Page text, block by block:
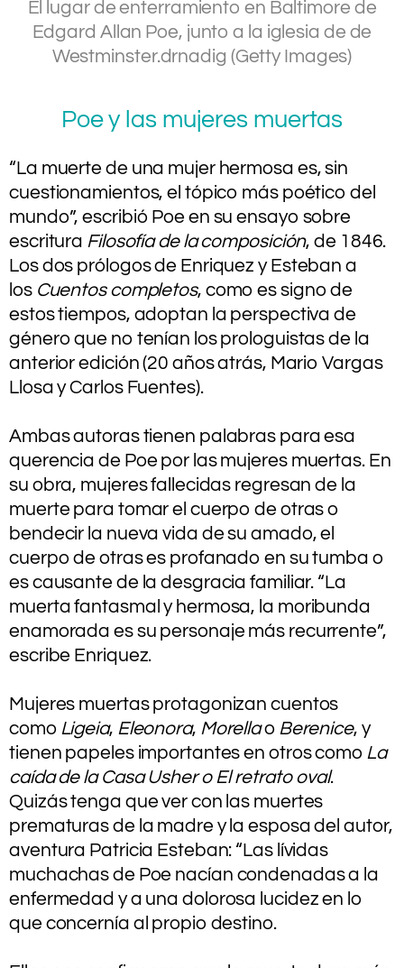
El lugar de enterramiento en Baltimore de
Edgard Allan Poe, junto a la iglesia de de
Westminster.drnadig (Getty Images)
Poe y las mujeres muertas
“La muerte de una mujer hermosa es, sin
cuestionamientos, el tópico más poético del
mundo”, escribió Poe en su ensayo sobre
escritura Filosofía de la composición, de 1846.
Los dos prólogos de Enriquez y Esteban a
los Cuentos completos, como es signo de
estos tiempos, adoptan la perspectiva de
género que no tenían los prologuistas de la
anterior edición (20 años atrás, Mario Vargas
Llosa y Carlos Fuentes).
Ambas autoras tienen palabras para esa
querencia de Poe por las mujeres muertas. En
su obra, mujeres fallecidas regresan de la
muerte para tomar el cuerpo de otras o
bendecir la nueva vida de su amado, el
cuerpo de otras es profanado en su tumba o
es causante de la desgracia familiar. “La
muerta fantasmal y hermosa, la moribunda
enamorada es su personaje más recurrente”,
escribe Enriquez.
Mujeres muertas protagonizan cuentos
como Ligeia, Eleonora, Morellao Berenice, y
tienen papeles importantes en otros como La
caída de la Casa Usher o El retrato oval.
Quizás tenga que ver con las muertes
prematuras de la madre y la esposa del autor,
aventura Patricia Esteban: “Las lívidas
muchachas de Poe nacían condenadas a la
enfermedad y a una dolorosa lucidez en lo
que concernía al propio destino.